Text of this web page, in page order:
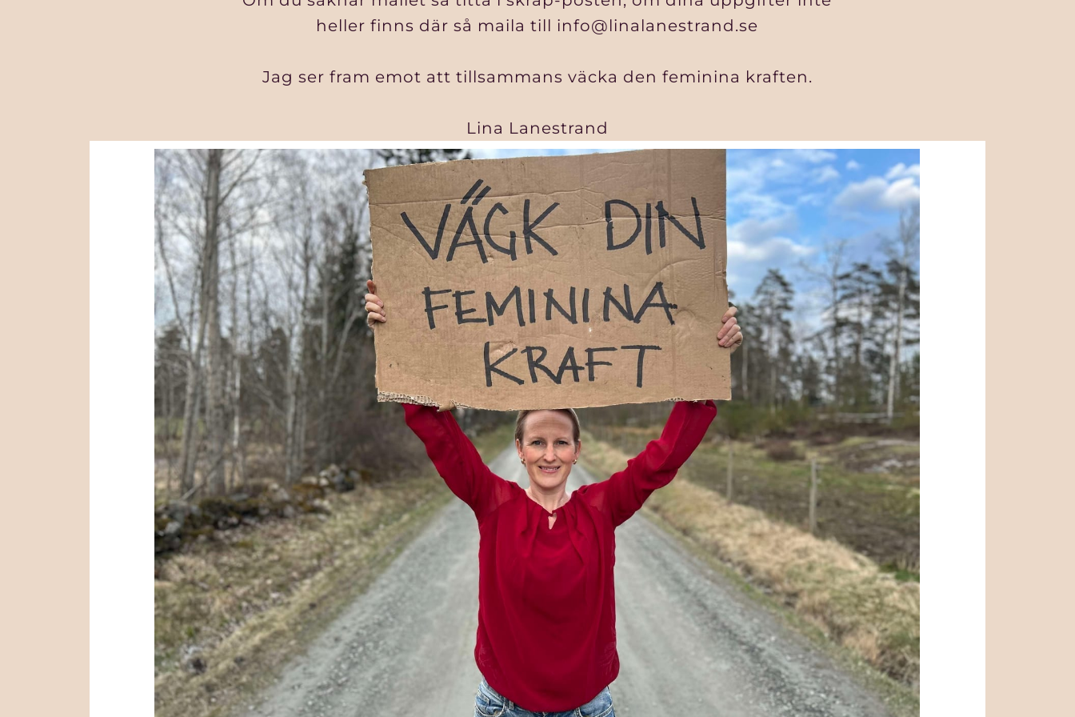
heller finns där så maila till info@linalanestrand.se
Jag ser fram emot att tillsammans väcka den feminina kraften.
Lina Lanestrand